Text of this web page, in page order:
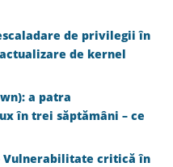
escaladare de privilegii în
de kernel
a patra
în trei săptămâni – ce
Vulnerabilitate critică în